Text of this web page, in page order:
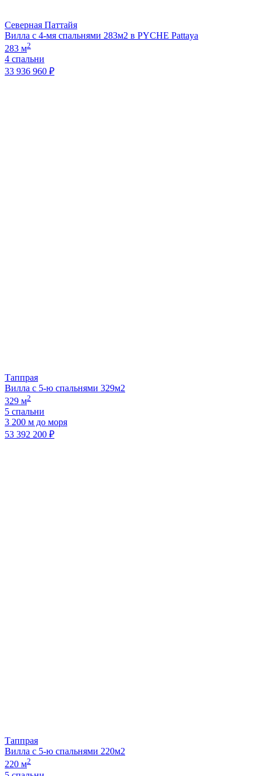
Северная Паттайя
Вилла с 4-мя спальнями 283м2 в PYCHE Pattaya
283 м2
4 спальни
33 936 960 ₽
Таппрая
Вилла с 5-ю спальнями 329м2
329 м2
5 спальни
3 200 м до моря
53 392 200 ₽
Таппрая
Вилла с 5-ю спальнями 220м2
220 м2